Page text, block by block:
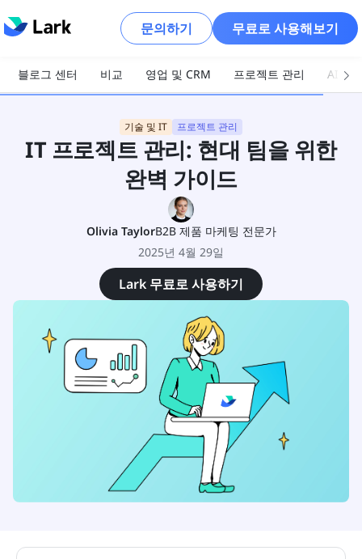
문의하기 무료로 사용해보기
블로그 센터 비교 영업 및 CRM 프로젝트 관리 AI 및
기술 및 IT 프로젝트 관리
IT 프로젝트 관리: 현대 팀을 위한
완벽 가이드
Olivia TaylorB2B 제품 마케팅 전문가
2025년 4월 29일
Lark 무료로 사용하기
IT 프로젝트 관리 한눈에 보기
IT 프로젝트 관리는 무엇인가요?
IT 프로젝트 관리자가 필요로 하는 기술은 무엇입니